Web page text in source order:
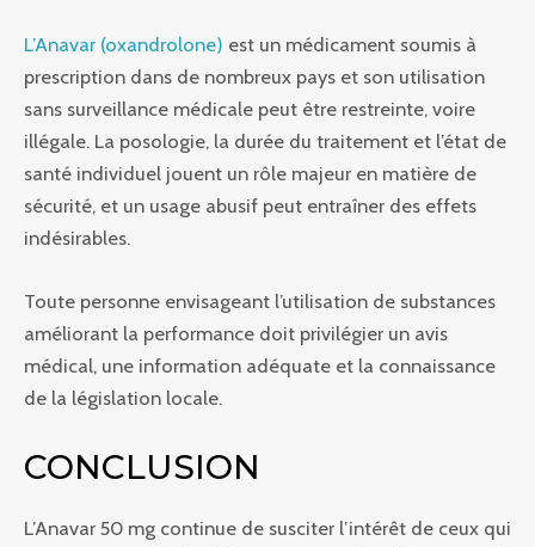
L’Anavar (oxandrolone) est un médicament soumis à
prescription dans de nombreux pays et son utilisation
sans surveillance médicale peut être restreinte, voire
illégale. La posologie, la durée du traitement et l’état de
santé individuel jouent un rôle majeur en matière de
sécurité, et un usage abusif peut entraîner des effets
indésirables.
Toute personne envisageant l’utilisation de substances
améliorant la performance doit privilégier un avis
médical, une information adéquate et la connaissance
de la législation locale.
CONCLUSION
L’Anavar 50 mg continue de susciter l’intérêt de ceux qui